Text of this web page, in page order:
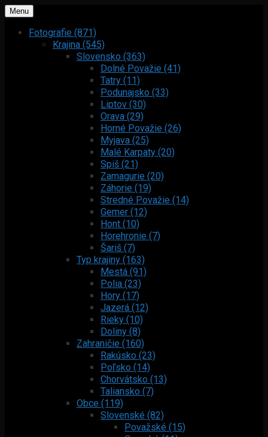
Menu
Fotografie (871)
Krajina (545)
Slovensko (363)
Dolné Považie (41)
Tatry (11)
Podunajsko (33)
Liptov (30)
Orava (29)
Horné Považie (26)
Myjava (25)
Malé Karpaty (20)
Spiš (21)
Zamagurie (20)
Záhorie (19)
Stredné Považie (14)
Gemer (12)
Hont (10)
Horehronie (7)
Šariš (7)
Typ krajiny (163)
Mestá (91)
Polia (23)
Hory (17)
Jazerá (12)
Rieky (10)
Doliny (8)
Zahraničie (160)
Rakúsko (23)
Poľsko (14)
Chorvátsko (13)
Taliansko (7)
Obce (119)
Slovenské (82)
Považské (15)